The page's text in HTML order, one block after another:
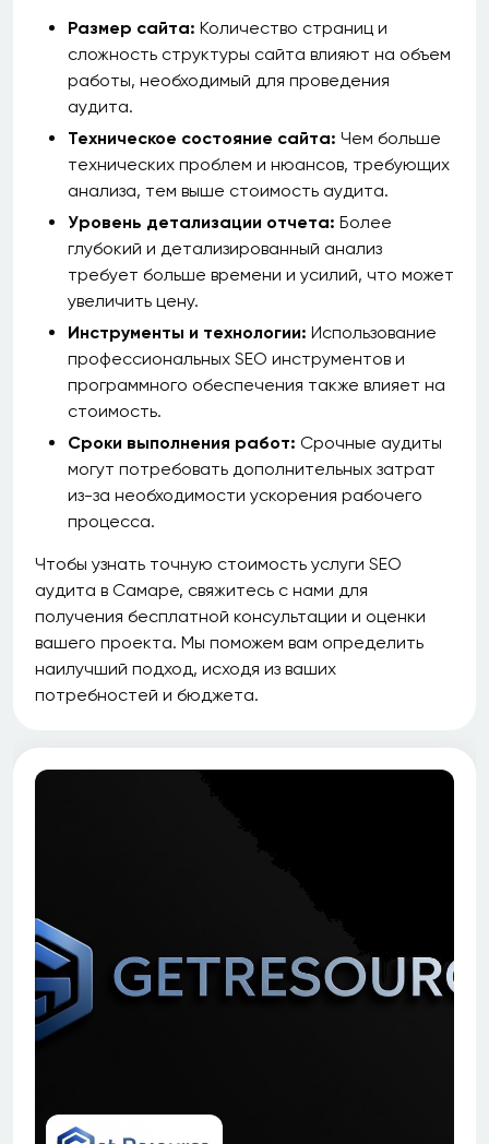
Размер сайта: Количество страниц и
сложность структуры сайта влияют на объем
работы, необходимый для проведения
аудита.
Техническое состояние сайта: Чем больше
технических проблем и нюансов, требующих
анализа, тем выше стоимость аудита.
Уровень детализации отчета: Более
глубокий и детализированный анализ
требует больше времени и усилий, что может
увеличить цену.
Инструменты и технологии: Использование
профессиональных SEO инструментов и
программного обеспечения также влияет на
стоимость.
Сроки выполнения работ: Срочные аудиты
могут потребовать дополнительных затрат
из-за необходимости ускорения рабочего
процесса.
Чтобы узнать точную стоимость услуги SEO
аудита в Самаре, свяжитесь с нами для
получения бесплатной консультации и оценки
вашего проекта. Мы поможем вам определить
наилучший подход, исходя из ваших
потребностей и бюджета.